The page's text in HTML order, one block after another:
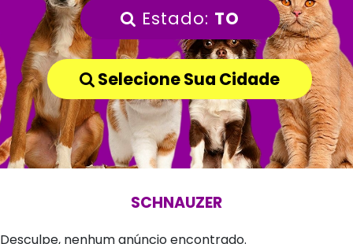
Estado: TO
Selecione Sua Cidade
SCHNAUZER
Desculpe, nenhum anúncio encontrado.